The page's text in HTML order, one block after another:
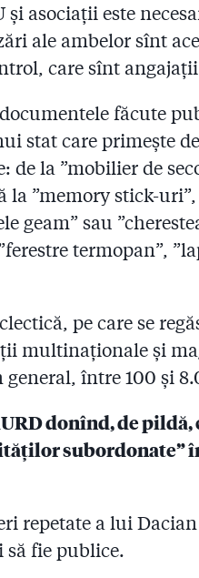
asociații este
ale ambelor sînt
care sînt
făcute
stat care primește
de la ”mobilier de
la ”memory stick-
geam” sau
termopan”,
pe care se
multinaționale și
între 100 și
donînd, de pildă,
subordonate”
repetate a lui
să fie publice.